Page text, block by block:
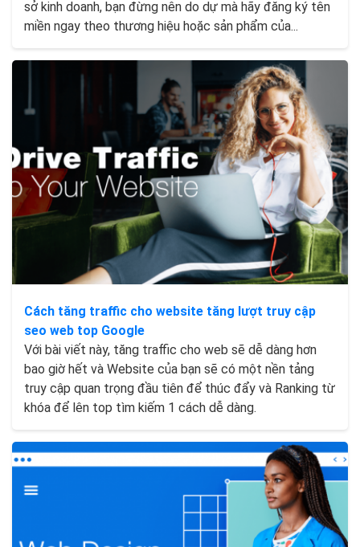
sở kinh doanh, bạn đừng nên do dự mà hãy đăng ký tên
miền ngay theo thương hiệu hoặc sản phẩm của...
Cách tăng traffic cho website tăng lượt truy cập
seo web top Google
Với bài viết này, tăng traffic cho web sẽ dễ dàng hơn
bao giờ hết và Website của bạn sẽ có một nền tảng
truy cập quan trọng đầu tiên để thúc đẩy và Ranking từ
khóa để lên top tìm kiếm 1 cách dễ dàng.